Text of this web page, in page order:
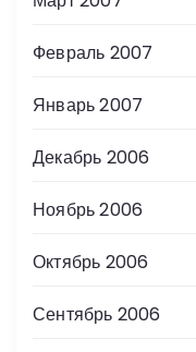
Февраль 2007
Январь 2007
Декабрь 2006
Ноябрь 2006
Октябрь 2006
Сентябрь 2006